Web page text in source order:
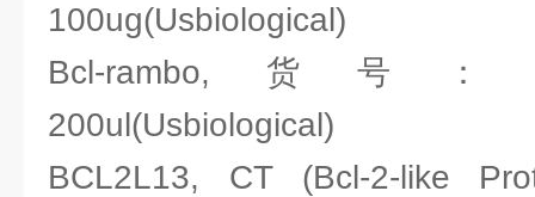
100ug(Usbiological)
Bcl-rambo,货号：
200ul(Usbiological)
BCL2L13, CT (Bcl-2-like